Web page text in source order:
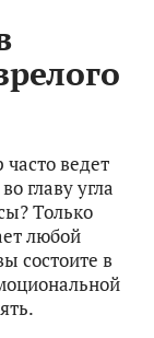
часто ведет
главу угла
Только
любой
состоите в